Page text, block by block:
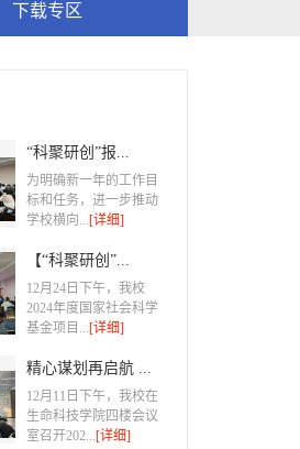
下载专区
“科聚研创”报...
为明确新一年的工作目
标和任务，进一步推动
学校横向...[详细]
【“科聚研创”...
​12月24日下午，我校
2024年度国家社会科学
基金项目...[详细]
精心谋划再启航 ...
12月11日下午，我校在
生命科技学院四楼会议
室召开202...[详细]